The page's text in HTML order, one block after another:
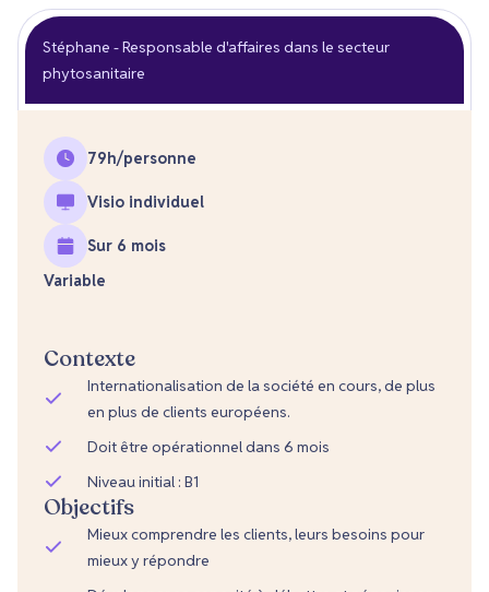
Stéphane - Responsable d'affaires dans le secteur
phytosanitaire
79h/personne
Visio individuel
Sur 6 mois
Variable
Contexte
Internationalisation de la société en cours, de plus
en plus de clients européens.
Doit être opérationnel dans 6 mois
Niveau initial : B1
Objectifs
Mieux comprendre les clients, leurs besoins pour
mieux y répondre